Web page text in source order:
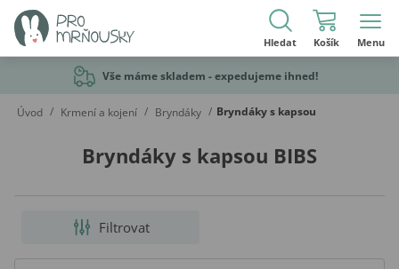
Hledat Košík Menu
Vše máme skladem - expedujeme ihned!
Úvod / Krmení a kojení / Bryndáky / Bryndáky s kapsou
Bryndáky s kapsou BIBS
Filtrovat